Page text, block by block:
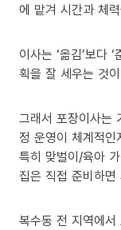
에 맡겨 시간과 체
이사는 ‘옮김’보다
획을 잘 세우는 것
그래서 포장이사는
정 운영이 체계적인
특히 맞벌이/육아
집은 직접 준비하
복수동 전 지역에